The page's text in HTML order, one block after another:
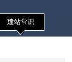
建站常识